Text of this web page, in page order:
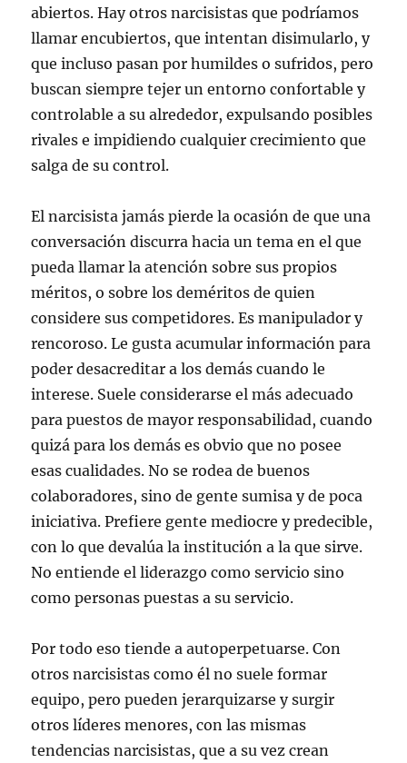
abiertos. Hay otros narcisistas que podríamos
llamar encubiertos, que intentan disimularlo, y
que incluso pasan por humildes o sufridos, pero
buscan siempre tejer un entorno confortable y
controlable a su alrededor, expulsando posibles
rivales e impidiendo cualquier crecimiento que
salga de su control.
El narcisista jamás pierde la ocasión de que una
conversación discurra hacia un tema en el que
pueda llamar la atención sobre sus propios
méritos, o sobre los deméritos de quien
considere sus competidores. Es manipulador y
rencoroso. Le gusta acumular información para
poder desacreditar a los demás cuando le
interese. Suele considerarse el más adecuado
para puestos de mayor responsabilidad, cuando
quizá para los demás es obvio que no posee
esas cualidades. No se rodea de buenos
colaboradores, sino de gente sumisa y de poca
iniciativa. Prefiere gente mediocre y predecible,
con lo que devalúa la institución a la que sirve.
No entiende el liderazgo como servicio sino
como personas puestas a su servicio.
Por todo eso tiende a autoperpetuarse. Con
otros narcisistas como él no suele formar
equipo, pero pueden jerarquizarse y surgir
otros líderes menores, con las mismas
tendencias narcisistas, que a su vez crean